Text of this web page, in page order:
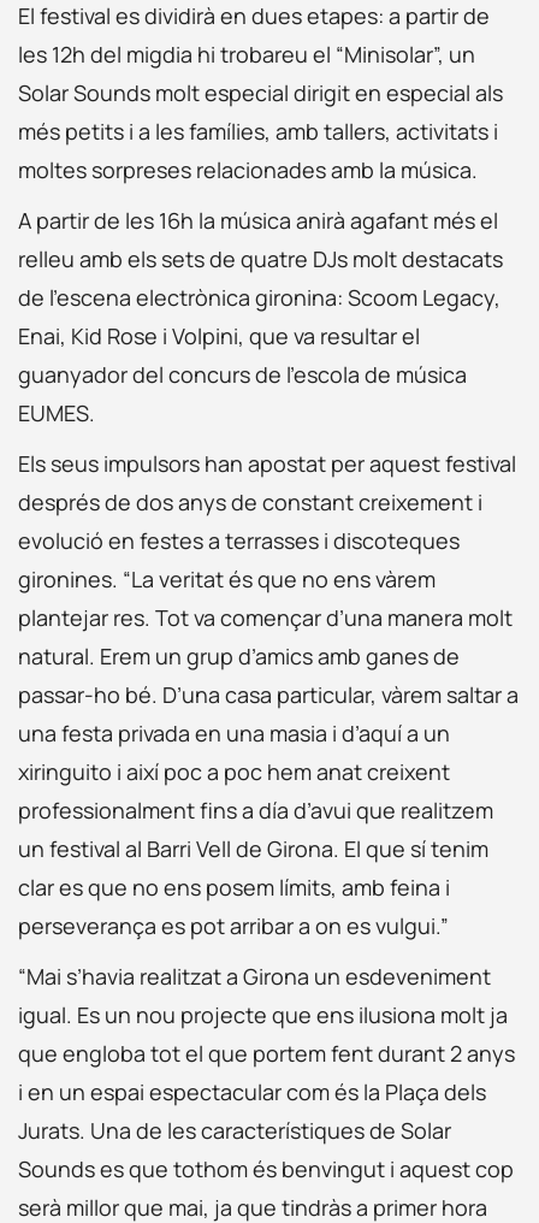
El festival es dividirà en dues etapes: a partir de
les 12h del migdia hi trobareu el “Minisolar”, un
Solar Sounds molt especial dirigit en especial als
més petits i a les famílies, amb tallers, activitats i
moltes sorpreses relacionades amb la música.
A partir de les 16h la música anirà agafant més el
relleu amb els sets de quatre DJs molt destacats
de l’escena electrònica gironina: Scoom Legacy,
Enai, Kid Rose i Volpini, que va resultar el
guanyador del concurs de l’escola de música
EUMES.
Els seus impulsors han apostat per aquest festival
després de dos anys de constant creixement i
evolució en festes a terrasses i discoteques
gironines. “La veritat és que no ens vàrem
plantejar res. Tot va començar d’una manera molt
natural. Erem un grup d’amics amb ganes de
passar-ho bé. D’una casa particular, vàrem saltar a
una festa privada en una masia i d’aquí a un
xiringuito i així poc a poc hem anat creixent
professionalment fins a día d’avui que realitzem
un festival al Barri Vell de Girona. El que sí tenim
clar es que no ens posem límits, amb feina i
perseverança es pot arribar a on es vulgui.”
“Mai s’havia realitzat a Girona un esdeveniment
igual. Es un nou projecte que ens ilusiona molt ja
que engloba tot el que portem fent durant 2 anys
i en un espai espectacular com és la Plaça dels
Jurats. Una de les característiques de Solar
Sounds es que tothom és benvingut i aquest cop
serà millor que mai, ja que tindràs a primer hora